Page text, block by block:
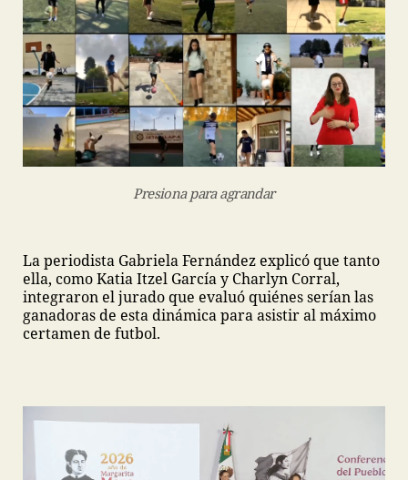
Presiona para agrandar
La periodista Gabriela Fernández explicó que tanto
ella, como Katia Itzel García y Charlyn Corral,
integraron el jurado que evaluó quiénes serían las
ganadoras de esta dinámica para asistir al máximo
certamen de futbol.